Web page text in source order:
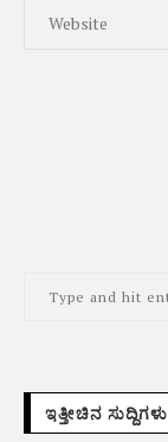
ಇತ್ತೀಚಿನ ಸುದ್ದಿಗಳು